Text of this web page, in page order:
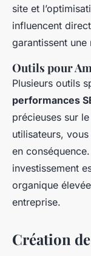
site et
influencent
garantissent une
Outils pour
Plusieurs outils
performances
précieuses sur
utilisateurs,
en
investissement
organique
entreprise.
Création